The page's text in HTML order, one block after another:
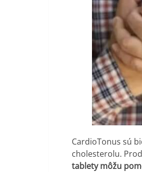
CardioTonus sú
cholesterolu.
tablety môžu